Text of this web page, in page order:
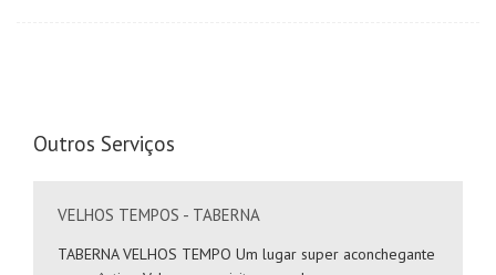
Apoio a Maternidade
Clínica do Desenvolvimento
Clínica Terapêutica
Outros Serviços
VELHOS TEMPOS - TABERNA
TABERNA VELHOS TEMPO Um lugar super aconchegante